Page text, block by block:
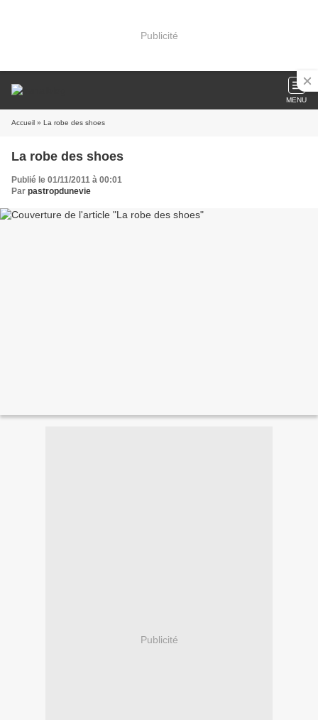
Publicité
MENU
Accueil » La robe des shoes
La robe des shoes
Publié le 01/11/2011 à 00:01
Par pastropdunevie
Publicité